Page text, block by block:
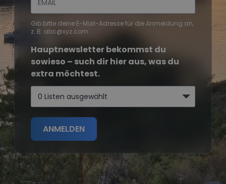
Gib bitte deine E-Mail-Adresse für die Anmeldung an,
z. B. abc@xyz.com.
Hauptnewsletter bekommst du
sowieso – such dir hier aus, was du
extra möchtest.
0 Listen ausgewählt
ANMELDEN